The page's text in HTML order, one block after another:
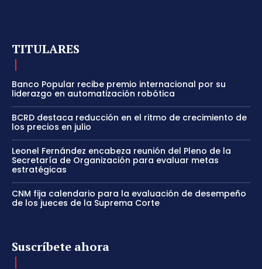
TITULARES
Banco Popular recibe premio internacional por su
liderazgo en automatización robótica
BCRD destaca reducción en el ritmo de crecimiento de
los precios en julio
Leonel Fernández encabeza reunión del Pleno de la
Secretaría de Organización para evaluar metas
estratégicas
CNM fija calendario para la evaluación de desempeño
de los jueces de la Suprema Corte
Suscríbete ahora